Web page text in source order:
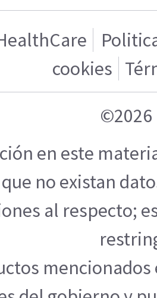
cookies
©2026
en este
no existan
al respecto;